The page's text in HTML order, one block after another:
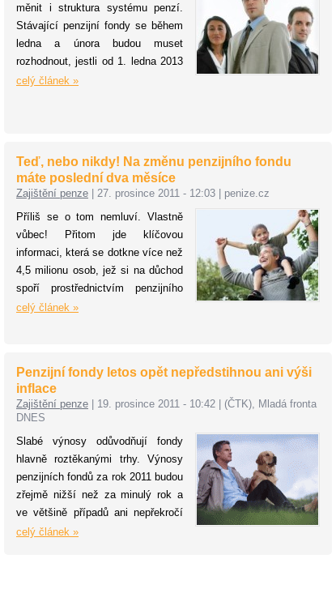
Generali PF.
měnit i struktura systému penzí.
Stávající penzijní fondy se během
ledna a února budou muset
rozhodnout, jestli od 1. ledna 2013
začnou fungovat jako penzijní
celý článek »
Teď, nebo nikdy! Na změnu penzijního fondu
máte poslední dva měsíce
Zajištění penze 27. prosince 2011 - 12:03
penize.cz
Příliš se o tom nemluví. Vlastně
vůbec! Přitom jde klíčovou
informaci, která se dotkne více než
4,5 milionu osob, jež si na důchod
spoří prostřednictvím penzijního
připojištění. Řeč je dvouměsíčním
celý článek »
Penzijní fondy letos opět nepředstihnou ani výši
inflace
Zajištění penze 19. prosince 2011 - 10:42
(ČTK), Mladá fronta
DNES
Slabé výnosy odůvodňují fondy
hlavně roztěkanými trhy. Výnosy
penzijních fondů za rok 2011 budou
zřejmě nižší než za minulý rok a
ve většině případů ani nepřekročí
letošní inflaci. Vesměs se budou
celý článek »